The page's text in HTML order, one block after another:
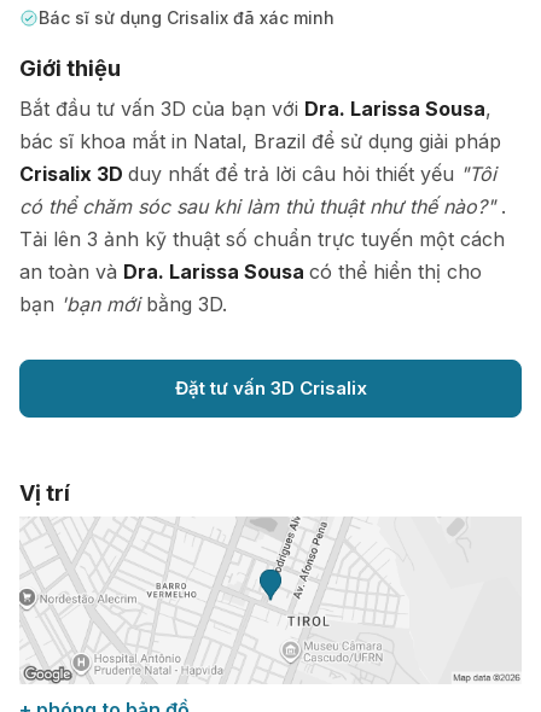
Bác sĩ sử dụng Crisalix đã xác minh
Giới thiệu
Bắt đầu tư vấn 3D của bạn với Dra. Larissa Sousa,
bác sĩ khoa mắt in Natal, Brazil để sử dụng giải pháp
Crisalix 3D duy nhất để trả lời câu hỏi thiết yếu "Tôi
có thể chăm sóc sau khi làm thủ thuật như thế nào?" .
Tải lên 3 ảnh kỹ thuật số chuẩn trực tuyến một cách
an toàn và Dra. Larissa Sousa có thể hiển thị cho
bạn 'bạn mới bằng 3D.
Đặt tư vấn 3D Crisalix
Vị trí